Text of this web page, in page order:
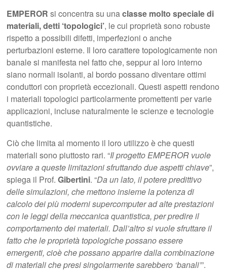
EMPEROR si concentra su unaclasse molto speciale di
materiali, detti ‘topologici’, le cui proprietà sono robuste
rispetto a possibili difetti, imperfezioni o anche
perturbazioni esterne. Il loro carattere topologicamente non
banale si manifesta nel fatto che, seppur al loro interno
siano normali isolanti, al bordo possano diventare ottimi
conduttori con proprietà eccezionali. Questi aspetti rendono
i materiali topologici particolarmente promettenti per varie
applicazioni, incluse naturalmente le scienze e tecnologie
quantistiche.
Ciò che limita al momento il loro utilizzo è che questi
materiali sono piuttosto rari. “Il progetto EMPEROR vuole
ovviare a queste limitazioni sfruttando due aspetti chiave”,
spiega il Prof.Gibertini. “Da un lato, il potere predittivo
delle simulazioni, che mettono insieme la potenza di
calcolo dei più moderni supercomputer ad alte prestazioni
con le leggi della meccanica quantistica, per predire il
comportamento dei materiali. Dall’altro si vuole sfruttare il
fatto che le proprietà topologiche possano essere
emergenti, cioè che possano apparire dalla combinazione
di materiali che presi singolarmente sarebbero ‘banali’”.